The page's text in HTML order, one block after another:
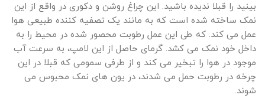
بینید را قبلا ندیده باشید. این چراغ روشن و دکوری در واقع از این
نمک ساخته شده است که به مانند یک تصفیه کننده طبیعی هوا
عمل می کند. که طی این عمل رطوبت محصور شده در محیط را به
داخل خود نمک می کشد. گرمای حاصل از این لامپ، به سرعت آب
موجود در هوا را تبخیر می کند و از طرفی سمومی که قبلا در این
چرخه در رطوبت حمل می شدند، در یون های نمک محبوس می
شوند.